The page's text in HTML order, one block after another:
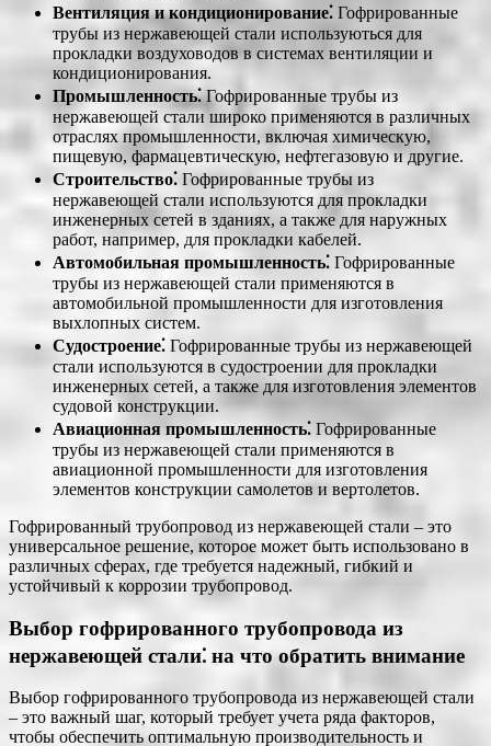
Вентиляция и кондиционирование⁚ Гофрированные
трубы из нержавеющей стали используються для
прокладки воздуховодов в системах вентиляции и
кондиционирования.
Промышленность⁚Гофрированные трубы из
нержавеющей стали широко применяются в различных
отраслях промышленности, включая химическую,
пищевую, фармацевтическую, нефтегазовую и другие.
Строительство⁚ Гофрированные трубы из
нержавеющей стали используются для прокладки
инженерных сетей в зданиях, а также для наружных
работ, например, для прокладки кабелей.
Автомобильная промышленность⁚ Гофрированные
трубы из нержавеющей стали применяются в
автомобильной промышленности для изготовления
выхлопных систем.
Судостроение⁚ Гофрированные трубы из нержавеющей
стали используются в судостроении для прокладки
инженерных сетей, а также для изготовления элементов
судовой конструкции.
Авиационная промышленность⁚ Гофрированные
трубы из нержавеющей стали применяются в
авиационной промышленности для изготовления
элементов конструкции самолетов и вертолетов.
Гофрированный трубопровод из нержавеющей стали – это
универсальное решение, которое может быть использовано в
различных сферах, где требуется надежный, гибкий и
устойчивый к коррозии трубопровод.
Выбор гофрированного трубопровода из
нержавеющей стали⁚ на что обратить внимание
Выбор гофрированного трубопровода из нержавеющей стали
– это важный шаг, который требует учета ряда факторов,
чтобы обеспечить оптимальную производительность и